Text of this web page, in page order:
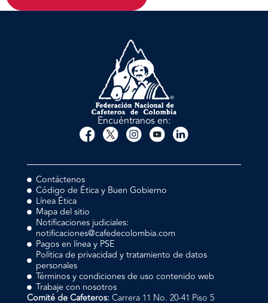
Encuéntranos en:
Contáctenos
Código de Ética y Buen Gobierno
Línea Ética
Mapa del sitio
Notificaciones judiciales:
notificaciones@cafedecolombia.com
Pagos en línea y PSE
Política de privacidad y tratamiento de datos
personales
Términos y condiciones de uso contenido web
Trabaje con nosotros
Comité de Cafeteros: Carrera 11 No. 20-41 Piso 5